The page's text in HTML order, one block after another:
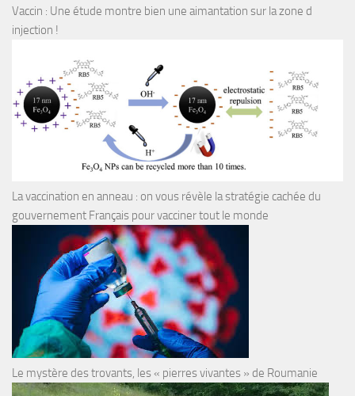
Vaccin : Une étude montre bien une aimantation sur la zone d
injection !
La vaccination en anneau : on vous révèle la stratégie cachée du
gouvernement Français pour vacciner tout le monde
Le mystère des trovants, les « pierres vivantes » de Roumanie